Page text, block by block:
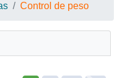
Control de peso